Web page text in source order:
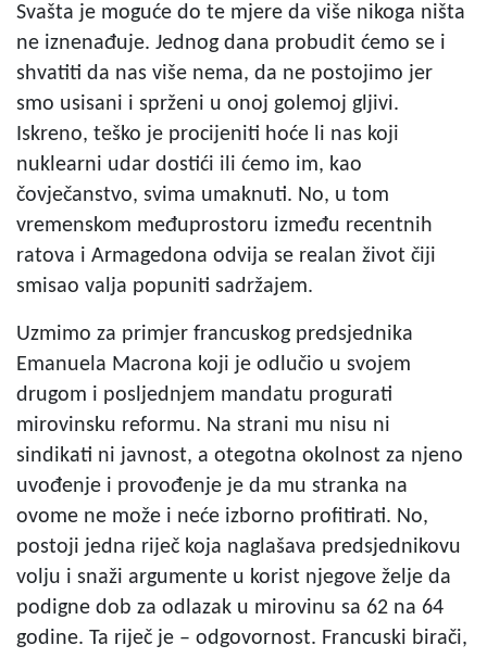
Svašta je moguće do te mjere da više nikoga ništa
ne iznenađuje. Jednog dana probudit ćemo se i
shvatiti da nas više nema, da ne postojimo jer
smo usisani i sprženi u onoj golemoj gljivi.
Iskreno, teško je procijeniti hoće li nas koji
nuklearni udar dostići ili ćemo im, kao
čovječanstvo, svima umaknuti. No, u tom
vremenskom međuprostoru između recentnih
ratova i Armagedona odvija se realan život čiji
smisao valja popuniti sadržajem.
Uzmimo za primjer francuskog predsjednika
Emanuela Macrona koji je odlučio u svojem
drugom i posljednjem mandatu progurati
mirovinsku reformu. Na strani mu nisu ni
sindikati ni javnost, a otegotna okolnost za njeno
uvođenje i provođenje je da mu stranka na
ovome ne može i neće izborno profitirati. No,
postoji jedna riječ koja naglašava predsjednikovu
volju i snaži argumente u korist njegove želje da
podigne dob za odlazak u mirovinu sa 62 na 64
godine. Ta riječ je – odgovornost. Francuski birači,